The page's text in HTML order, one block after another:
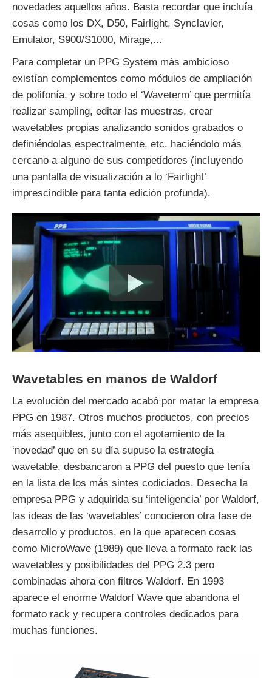
novedades aquellos años. Basta recordar que incluía
cosas como los DX, D50, Fairlight, Synclavier,
Emulator, S900/S1000, Mirage,...
Para completar un PPG System más ambicioso
existían complementos como módulos de ampliación
de polifonía, y sobre todo el ‘Waveterm’ que permitía
realizar sampling, editar las muestras, crear
wavetables propias analizando sonidos grabados o
definiéndolas espectralmente, etc. haciéndolo más
cercano a alguno de sus competidores (incluyendo
una pantalla de visualización a lo ‘Fairlight’
imprescindible para tanta edición profunda).
Wavetables en manos de Waldorf
La evolución del mercado acabó por matar la empresa
PPG en 1987. Otros muchos productos, con precios
más asequibles, junto con el agotamiento de la
‘novedad’ que en su día supuso la estrategia
wavetable, desbancaron a PPG del puesto que tenía
en la lista de los más sintes codiciados. Desecha la
empresa PPG y adquirida su ‘inteligencia’ por Waldorf,
las ideas de las ‘wavetables’ conocieron otra fase de
desarrollo y productos, en la que aparecen cosas
como MicroWave (1989) que lleva a formato rack las
wavetables y posibilidades del PPG 2.3 pero
combinadas ahora con filtros Waldorf. En 1993
aparece el enorme Waldorf Wave que abandona el
formato rack y recupera controles dedicados para
muchas funciones.